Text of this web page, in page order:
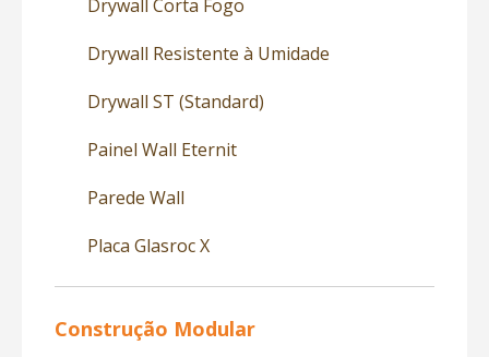
Drywall Corta Fogo
Drywall Resistente à Umidade
Drywall ST (Standard)
Painel Wall Eternit
Parede Wall
Placa Glasroc X
Construção Modular